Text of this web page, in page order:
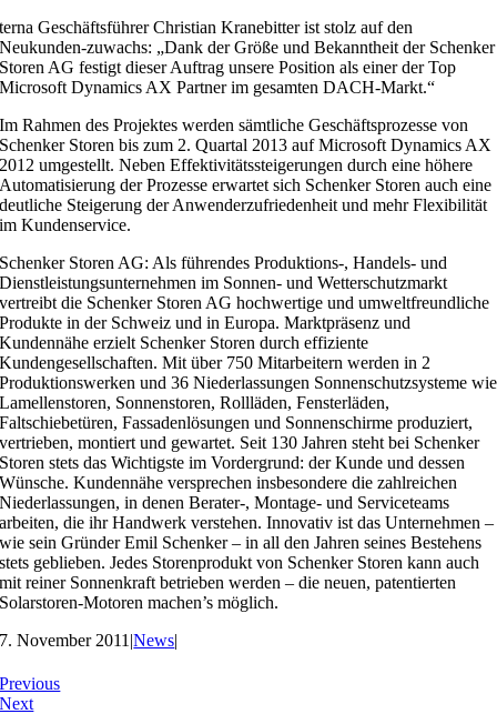
terna Geschäftsführer Christian Kranebitter ist stolz auf den
Neukunden-zuwachs: „Dank der Größe und Bekanntheit der Schenker
Storen AG festigt dieser Auftrag unsere Position als einer der Top
Microsoft Dynamics AX Partner im gesamten DACH-Markt.“
Im Rahmen des Projektes werden sämtliche Geschäftsprozesse von
Schenker Storen bis zum 2. Quartal 2013 auf Microsoft Dynamics AX
2012 umgestellt. Neben Effektivitätssteigerungen durch eine höhere
Automatisierung der Prozesse erwartet sich Schenker Storen auch eine
deutliche Steigerung der Anwenderzufriedenheit und mehr Flexibilität
im Kundenservice.
Schenker Storen AG: Als führendes Produktions-, Handels- und
Dienstleistungsunternehmen im Sonnen- und Wetterschutzmarkt
vertreibt die Schenker Storen AG hochwertige und umweltfreundliche
Produkte in der Schweiz und in Europa. Marktpräsenz und
Kundennähe erzielt Schenker Storen durch effiziente
Kundengesellschaften. Mit über 750 Mitarbeitern werden in 2
Produktionswerken und 36 Niederlassungen Sonnenschutzsysteme wie
Lamellenstoren, Sonnenstoren, Rollläden, Fensterläden,
Faltschiebetüren, Fassadenlösungen und Sonnenschirme produziert,
vertrieben, montiert und gewartet. Seit 130 Jahren steht bei Schenker
Storen stets das Wichtigste im Vordergrund: der Kunde und dessen
Wünsche. Kundennähe versprechen insbesondere die zahlreichen
Niederlassungen, in denen Berater-, Montage- und Serviceteams
arbeiten, die ihr Handwerk verstehen. Innovativ ist das Unternehmen –
wie sein Gründer Emil Schenker – in all den Jahren seines Bestehens
stets geblieben. Jedes Storenprodukt von Schenker Storen kann auch
mit reiner Sonnenkraft betrieben werden – die neuen, patentierten
Solarstoren-Motoren machen’s möglich.
7. November 2011 |News|
Previous
Next